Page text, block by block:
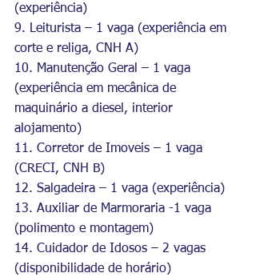
(experiência)
9. Leiturista – 1 vaga (experiência em
corte e religa, CNH A)
10. Manutenção Geral – 1 vaga
(experiência em mecânica de
maquinário a diesel, interior
alojamento)
11. Corretor de Imoveis – 1 vaga
(CRECI, CNH B)
12. Salgadeira – 1 vaga (experiência)
13. Auxiliar de Marmoraria -1 vaga
(polimento e montagem)
14. Cuidador de Idosos – 2 vagas
(disponibilidade de horário)